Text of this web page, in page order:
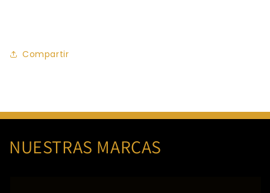
Compartir
NUESTRAS MARCAS